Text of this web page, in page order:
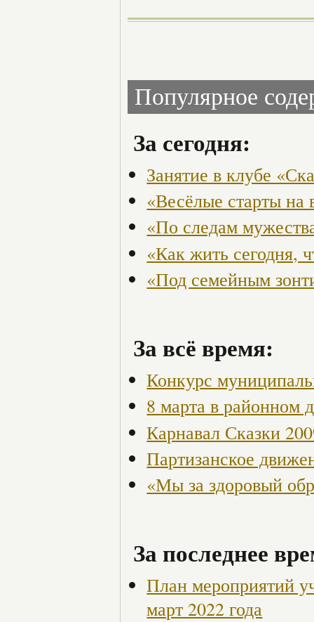
Популярное
За сегодня:
Занятие в клубе
«Весёлые старты на
«По следам
«Как жить сегодня,
«Под семейным
За всё время:
Конкурс
8 марта в районном
Карнавал Сказки
Партизанское
«Мы за здоровый
За последнее
План мероприятий
март 2022 года